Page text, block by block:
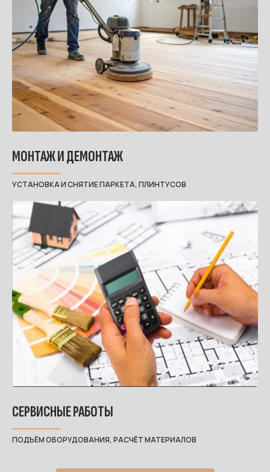
МОНТАЖ И ДЕМОНТАЖ
УСТАНОВКА И СНЯТИЕ ПАРКЕТА, ПЛИНТУСОВ
СЕРВИСНЫЕ РАБОТЫ
ПОДЪЁМ ОБОРУДОВАНИЯ, РАСЧЁТ МАТЕРИАЛОВ